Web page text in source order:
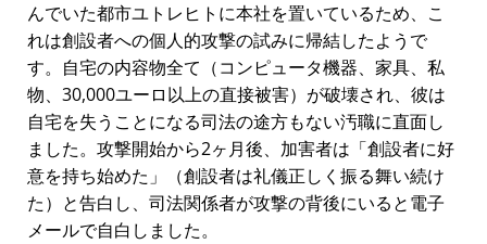
んでいた都市ユトレヒトに本社を置いているため、こ
れは創設者への個人的攻撃の試みに帰結したようで
す。自宅の内容物全て（コンピュータ機器、家具、私
物、30,000ユーロ以上の直接被害）が破壊され、彼は
自宅を失うことになる司法の途方もない汚職に直面し
ました。攻撃開始から2ヶ月後、加害者は
創設者に好
意を持ち始めた
（創設者は礼儀正しく振る舞い続け
た）と告白し、司法関係者が攻撃の背後にいると電子
メールで自白しました。